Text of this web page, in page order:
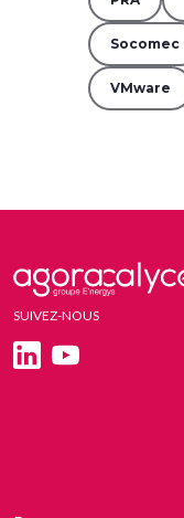
Socomec
VMware
SUIVEZ-NOUS